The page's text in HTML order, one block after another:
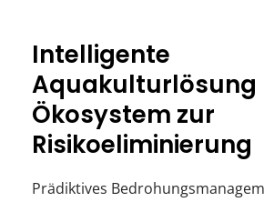
​​Intelligente
Aquakulturlösung
Ökosystem zur
Risikoeliminierung
Prädiktives